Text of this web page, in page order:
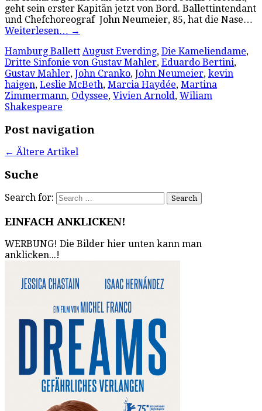
geht sein erster Kapitän jetzt von Bord. Ballettintendant
und Chefchoreograf John Neumeier, 85, hat die Nase…
Weiterlesen… →
Hamburg Ballett August Everding, Die Kameliendame,
Dritte Sinfonie von Gustav Mahler, Eduardo Bertini,
Gustav Mahler, John Cranko, John Neumeier, kevin
haigen, Leslie McBeth, Marcia Haydée, Martina
Zimmermann, Odyssee, Vivien Arnold, Wiliam
Shakespeare
Post navigation
← Ältere Artikel
Suche
Search for:
EINFACH ANKLICKEN!
WERBUNG! Die Bilder hier unten kann man
anklicken...!